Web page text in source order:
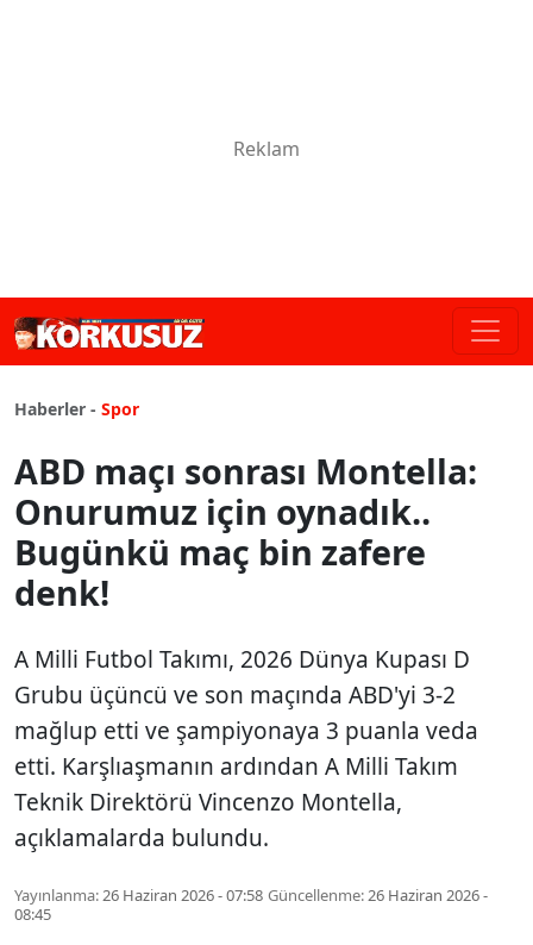
Haberler - Spor
ABD maçı sonrası Montella:
Onurumuz için oynadık..
Bugünkü maç bin zafere
denk!
A Milli Futbol Takımı, 2026 Dünya Kupası D
Grubu üçüncü ve son maçında ABD'yi 3-2
mağlup etti ve şampiyonaya 3 puanla veda
etti. Karşlıaşmanın ardından A Milli Takım
Teknik Direktörü Vincenzo Montella,
açıklamalarda bulundu.
Yayınlanma:26 Haziran 2026 - 07:58 Güncellenme:26 Haziran 2026 -
08:45